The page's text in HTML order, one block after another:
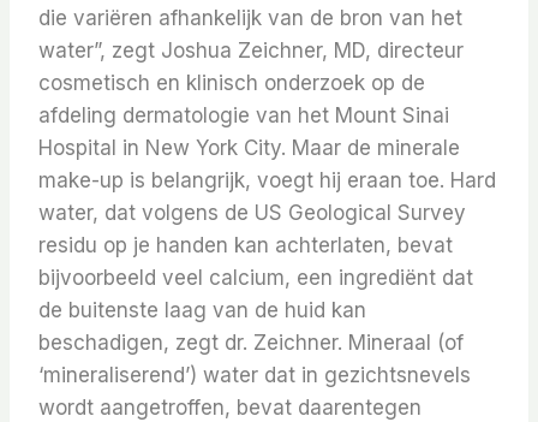
die variëren afhankelijk van de bron van het
water”, zegt Joshua Zeichner, MD, directeur
cosmetisch en klinisch onderzoek op de
afdeling dermatologie van het Mount Sinai
Hospital in New York City. Maar de minerale
make-up is belangrijk, voegt hij eraan toe. Hard
water, dat volgens de US Geological Survey
residu op je handen kan achterlaten, bevat
bijvoorbeeld veel calcium, een ingrediënt dat
de buitenste laag van de huid kan
beschadigen, zegt dr. Zeichner. Mineraal (of
‘mineraliserend’) water dat in gezichtsnevels
wordt aangetroffen, bevat daarentegen